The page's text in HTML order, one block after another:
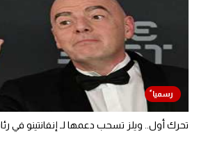
تحرك أول.. ويلز تسحب دعمها لـ إنفانتينو في